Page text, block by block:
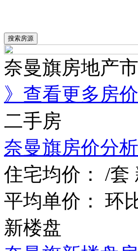
奈曼旗房地产
》查看更多房
二手房
奈曼旗房价分析
住宅均价：
/套
平均单价：
环
新楼盘